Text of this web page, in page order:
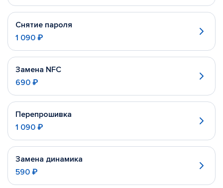
Снятие пароля
1 090 ₽
Замена NFC
690 ₽
Перепрошивка
1 090 ₽
Замена динамика
590 ₽